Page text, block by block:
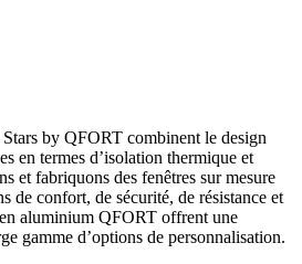
by QFORT combinent le design
en termes d’isolation thermique et
et fabriquons des fenêtres sur mesure
de confort, de sécurité, de résistance et
aluminium QFORT offrent une
gamme d’options de personnalisation.